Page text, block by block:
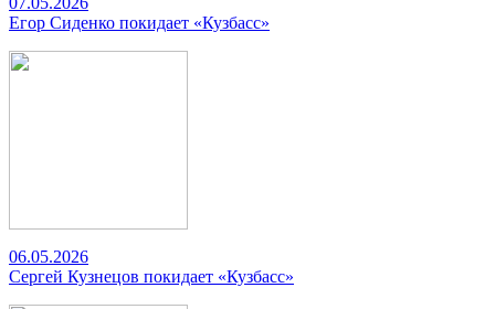
Егор Сиденко покидает «Кузбасс»
06.05.2026
Сергей Кузнецов покидает «Кузбасс»